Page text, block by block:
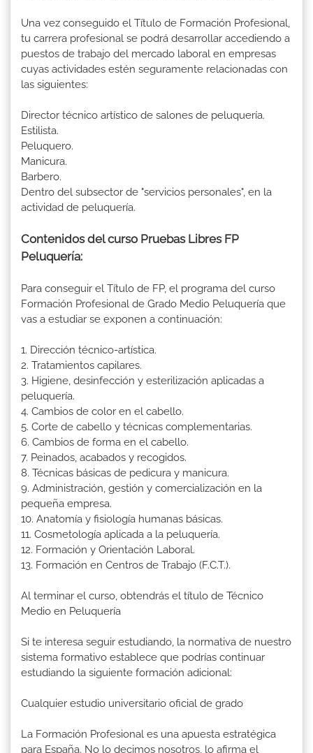
Una vez conseguido el Título de Formación Profesional,
tu carrera profesional se podrá desarrollar accediendo a
puestos de trabajo del mercado laboral en empresas
cuyas actividades estén seguramente relacionadas con
las siguientes:
Director técnico artístico de salones de peluquería.
Estilista.
Peluquero.
Manicura.
Barbero.
Dentro del subsector de "servicios personales", en la
actividad de peluquería.
Contenidos del curso Pruebas Libres FP
Peluquería:
Para conseguir el Título de FP, el programa del curso
Formación Profesional de Grado Medio Peluquería que
vas a estudiar se exponen a continuación:
1. Dirección técnico-artística.
2. Tratamientos capilares.
3. Higiene, desinfección y esterilización aplicadas a
peluquería.
4. Cambios de color en el cabello.
5. Corte de cabello y técnicas complementarias.
6. Cambios de forma en el cabello.
7. Peinados, acabados y recogidos.
8. Técnicas básicas de pedicura y manicura.
9. Administración, gestión y comercialización en la
pequeña empresa.
10. Anatomía y fisiología humanas básicas.
11. Cosmetología aplicada a la peluquería.
12. Formación y Orientación Laboral.
13. Formación en Centros de Trabajo (F.C.T.).
Al terminar el curso, obtendrás el título de Técnico
Medio en Peluquería
Si te interesa seguir estudiando, la normativa de nuestro
sistema formativo establece que podrías continuar
estudiando la siguiente formación adicional:
Cualquier estudio universitario oficial de grado
La Formación Profesional es una apuesta estratégica
para España. No lo decimos nosotros, lo afirma el